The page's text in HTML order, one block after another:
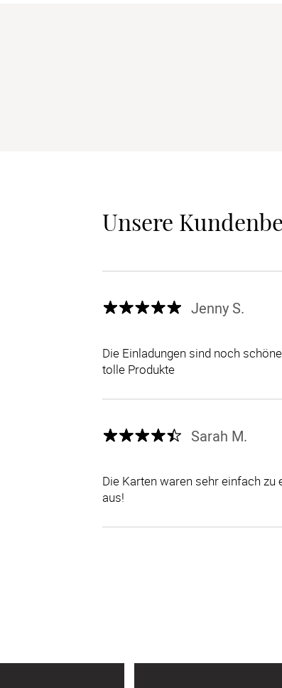
Unsere
Jenny S.
Die Einladungen sind noch
tolle Produkte
Sarah M.
Die Karten waren sehr einfach
aus!